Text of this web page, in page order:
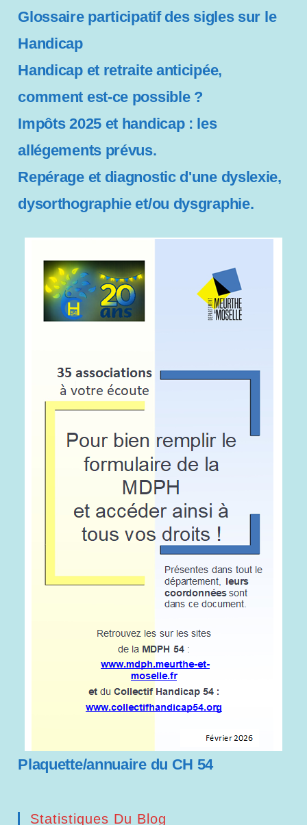
Glossaire participatif des sigles sur le
Handicap
Handicap et retraite anticipée,
comment est-ce possible ?
Impôts 2025 et handicap : les
allégements prévus.
Repérage et diagnostic d'une dyslexie,
dysorthographie et/ou dysgraphie.
Plaquette/annuaire du CH 54
Statistiques Du Blog